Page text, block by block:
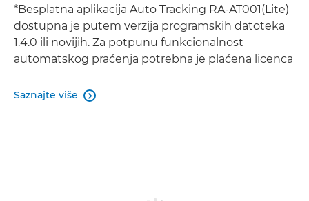
*Besplatna aplikacija Auto Tracking RA-AT001(Lite)
dostupna je putem verzija programskih datoteka
1.4.0 ili novijih. Za potpunu funkcionalnost
automatskog praćenja potrebna je plaćena licenca
Saznajte više 